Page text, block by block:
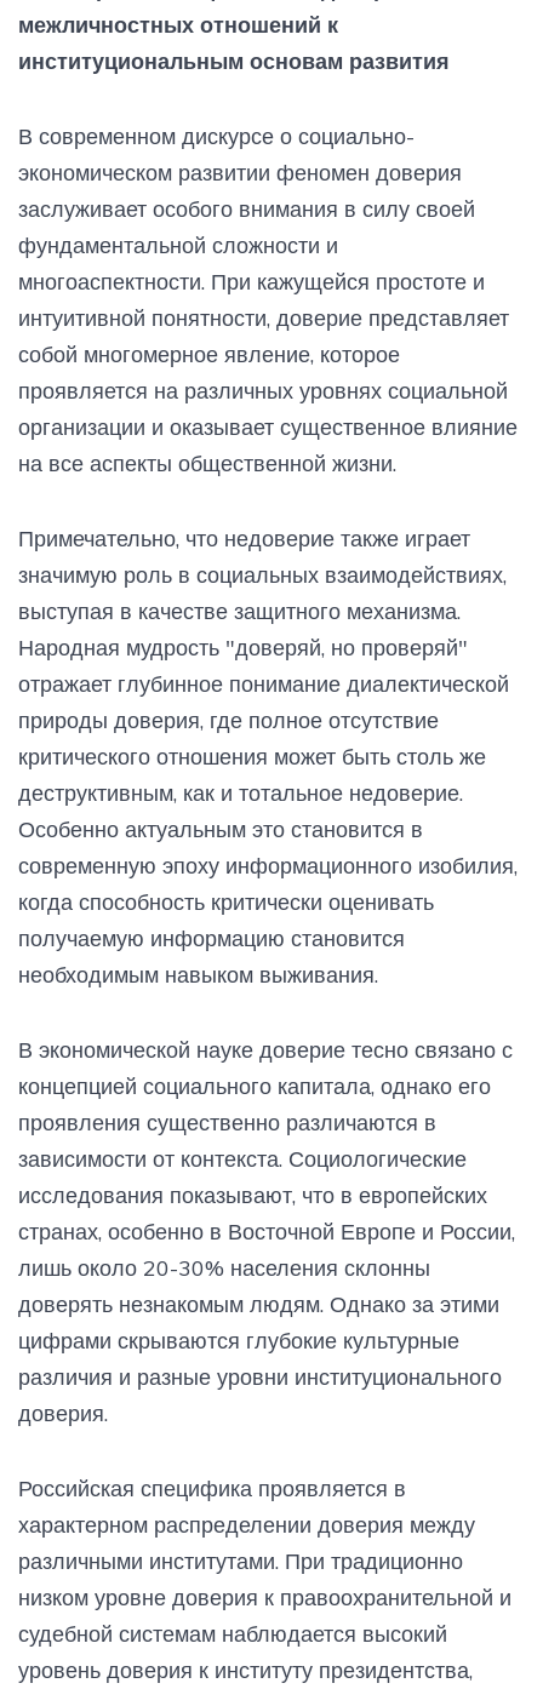
межличностных отношений к
институциональным основам развития
В современном дискурсе о социально-
экономическом развитии феномен доверия
заслуживает особого внимания в силу своей
фундаментальной сложности и
многоаспектности. При кажущейся простоте и
интуитивной понятности, доверие представляет
собой многомерное явление, которое
проявляется на различных уровнях социальной
организации и оказывает существенное влияние
на все аспекты общественной жизни.
Примечательно, что недоверие также играет
значимую роль в социальных взаимодействиях,
выступая в качестве защитного механизма.
Народная мудрость "доверяй, но проверяй"
отражает глубинное понимание диалектической
природы доверия, где полное отсутствие
критического отношения может быть столь же
деструктивным, как и тотальное недоверие.
Особенно актуальным это становится в
современную эпоху информационного изобилия,
когда способность критически оценивать
получаемую информацию становится
необходимым навыком выживания.
В экономической науке доверие тесно связано с
концепцией социального капитала, однако его
проявления существенно различаются в
зависимости от контекста. Социологические
исследования показывают, что в европейских
странах, особенно в Восточной Европе и России,
лишь около 20-30% населения склонны
доверять незнакомым людям. Однако за этими
цифрами скрываются глубокие культурные
различия и разные уровни институционального
доверия.
Российская специфика проявляется в
характерном распределении доверия между
различными институтами. При традиционно
низком уровне доверия к правоохранительной и
судебной системам наблюдается высокий
уровень доверия к институту президентства,